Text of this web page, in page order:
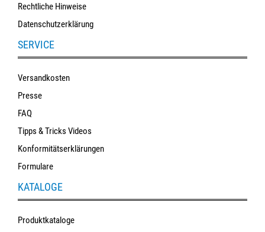
Rechtliche Hinweise
Datenschutzerklärung
SERVICE
Versandkosten
Presse
FAQ
Tipps & Tricks Videos
Konformitätserklärungen
Formulare
KATALOGE
Produktkataloge